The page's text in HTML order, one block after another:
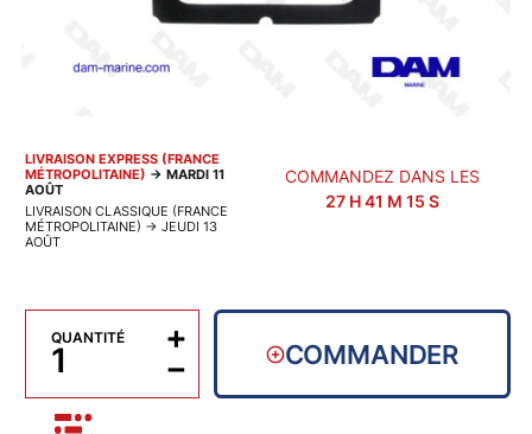
LIVRAISON EXPRESS (FRANCE
MÉTROPOLITAINE) → MARDI 11
AOÛT
LIVRAISON CLASSIQUE (FRANCE
MÉTROPOLITAINE) → JEUDI 13
AOÛT
COMMANDEZ DANS LES
27 H41 M15 S
QUANTITÉ
−
+ COMMANDER